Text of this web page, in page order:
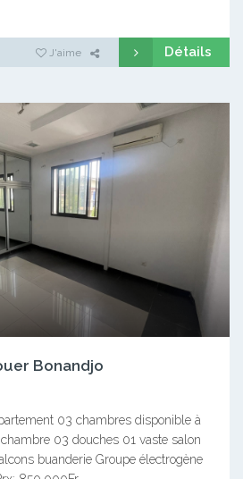
J'aime Détails
Bonandjo
03 chambres disponible à
03 douches 01 vaste salon
buanderie Groupe électrogène